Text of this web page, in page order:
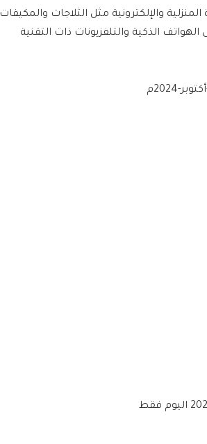
والإلكترونية مثل الثلاجات والمكيفات
الذكية والتلفزيونات ذات التقنية